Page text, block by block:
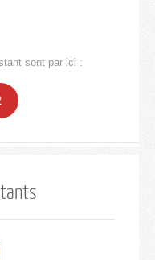
sont par ici :